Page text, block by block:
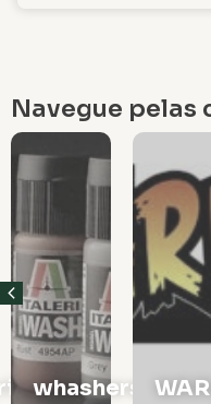
Navegue pelas
WARLORD